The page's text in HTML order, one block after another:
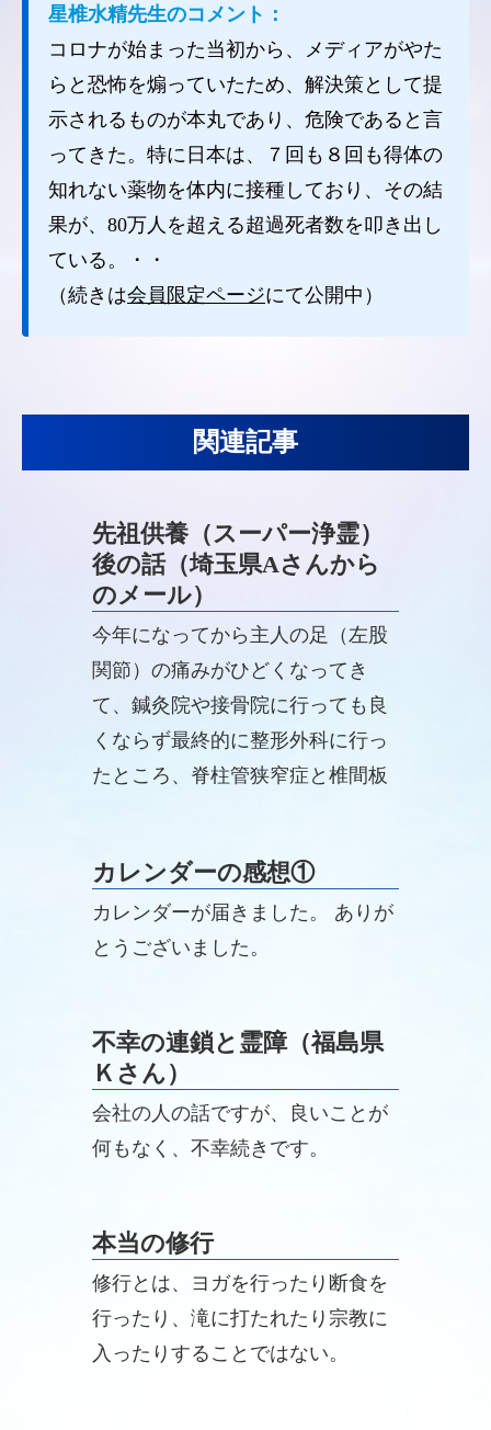
星椎水精先生のコメント：
コロナが始まった当初から、メディアがやた
らと恐怖を煽っていたため、解決策として提
示されるものが本丸であり、危険であると言
ってきた。特に日本は、７回も８回も得体の
知れない薬物を体内に接種しており、その結
果が、80万人を超える超過死者数を叩き出し
ている。・・
（続きは会員限定ページにて公開中）
関連記事
先祖供養（スーパー浄霊）
後の話（埼玉県Aさんから
のメール）
今年になってから主人の足（左股
関節）の痛みがひどくなってき
て、鍼灸院や接骨院に行っても良
くならず最終的に整形外科に行っ
たところ、脊柱管狭窄症と椎間板
カレンダーの感想①
カレンダーが届きました。 ありが
とうございました。
不幸の連鎖と霊障（福島県
Ｋさん）
会社の人の話ですが、良いことが
何もなく、不幸続きです。
本当の修行
修行とは、ヨガを行ったり断食を
行ったり、滝に打たれたり宗教に
入ったりすることではない。